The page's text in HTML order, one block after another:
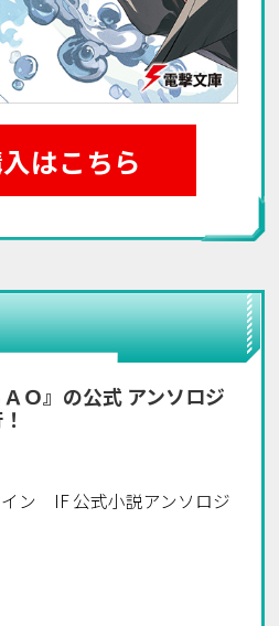
はこちら
Ｏ』の公式 アンソロジ
ン IF 公式小説アンソロジ